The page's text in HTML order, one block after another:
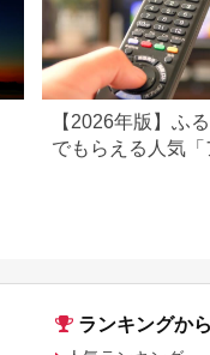
【2026年版】ふ
でもらえる人気「
ランキングか